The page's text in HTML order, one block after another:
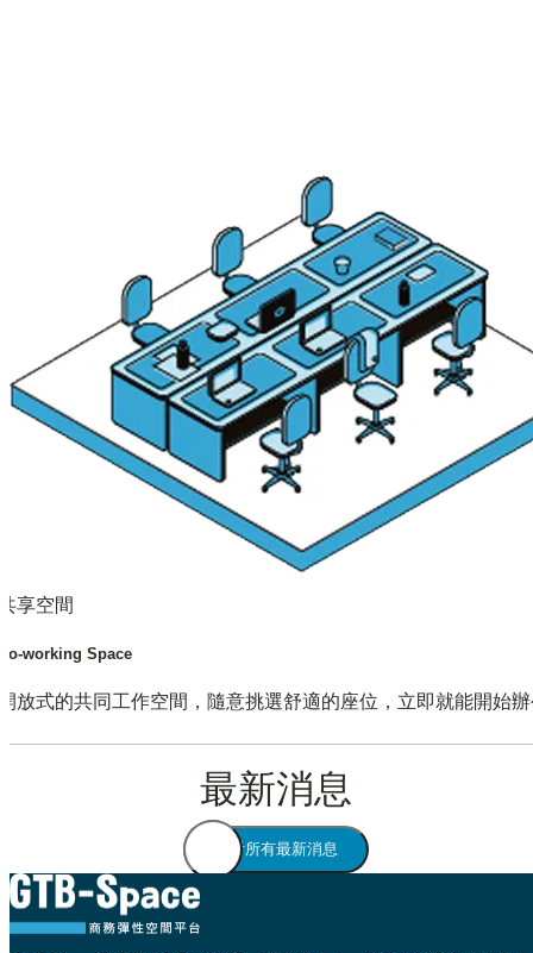
享空間
working Space
放式的共同工作空間，隨意挑選舒適的座位，立即就能開始
最新消息
查看所有最新消息